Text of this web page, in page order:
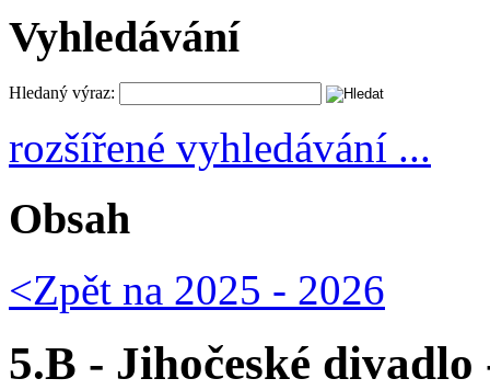
Vyhledávání
Hledaný výraz:
rozšířené vyhledávání ...
Obsah
<Zpět na 2025 - 2026
5.B - Jihočeské divadlo